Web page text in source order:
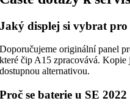
Jaký displej si vybrat pro
Doporučujeme originální panel
které čip A15 zpracovává. Kopie
dostupnou alternativou.
Proč se baterie u SE